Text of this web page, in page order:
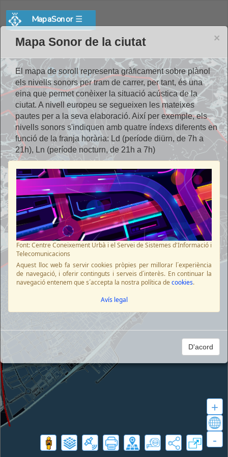
+
-
MapaSonor ☰
×
Mapa Sonor de la ciutat
El mapa de soroll representa gràficament sobre plànol
els nivells sonors per tram de carrer, per tant, és una
eina que permet conèixer la situació acústica de la
ciutat. A nivell europeu se segueixen les mateixes
pautes per a la seva elaboració. Així per exemple, els
nivells sonors s'indiquen amb quatre índexs diferents en
funció de la franja horària: Ld (període diürn, de 7h a
21h), Ln (període nocturn, de 21h a 7h)
Font: Centre Coneixement Urbà i el Servei de Sistemes d'Informació i
Telecomunicacions
Aquest lloc web fa servir cookies pròpies per millorar l´experiència
de navegació, i oferir continguts i serveis d´interès. En continuar la
navegació entenem que s´accepta la nostra política decookies.
Avís legal
D'acord